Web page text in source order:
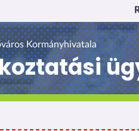
Kormányhivatala